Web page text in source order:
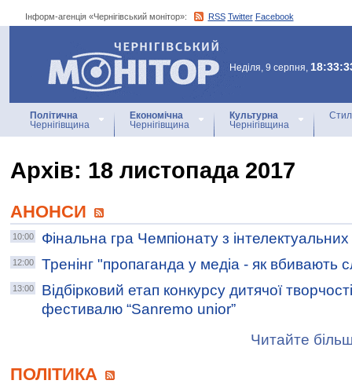
Інформ-агенція «Чернігівський монітор»: RSS Twitter Facebook
Інформ-агенція
«Чернігівський монітор»
Неділя, 9 серпня,
Політична
Чернігівщина
Економічна
Чернігівщина
Культурна
Чернігівщина
Архiв: 18 листопада 2017
АНОНСИ
10:00 Фінальна гра Чемпіонату з інтелектуальних
12:00 Тренінг "пропаганда у медіа - як вбивають
13:00
Відбірковий етап конкурсу дитячої
фестивалю “Sanremo unior”
Читайте
ПОЛІТИКА